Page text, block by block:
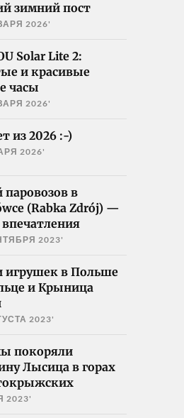
зимний пост
2026'
Solar Lite 2:
и красивые
часы
2026'
из 2026 :-)
2026'
паровозов в
(Rabka Zdrój) —
2023'
игрушек в Польше
и Крыница
2023'
покоряли
Лысица в горах
2023'